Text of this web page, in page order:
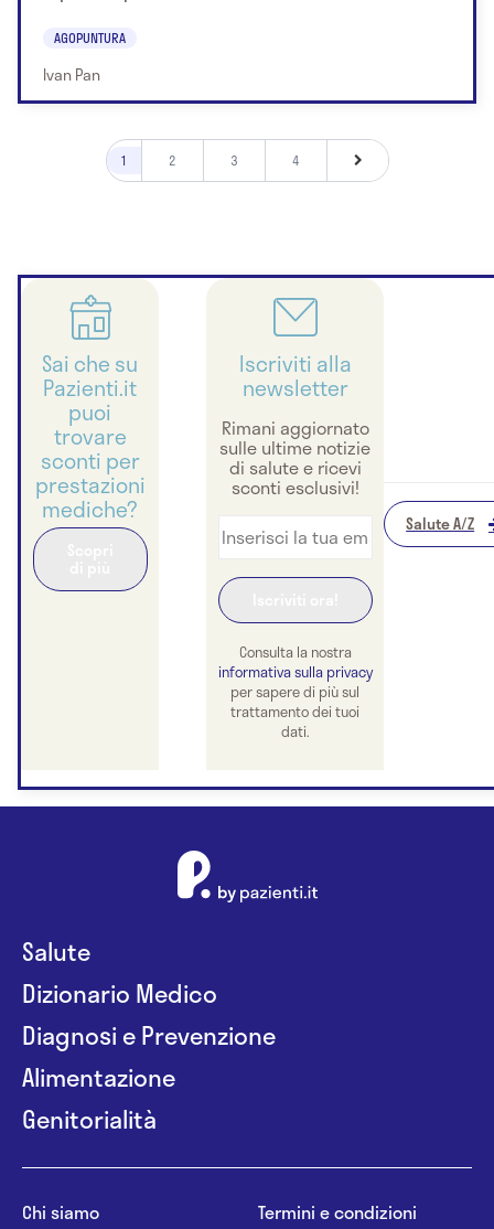
AGOPUNTURA
Ivan Pan
1 2 3 4
Sai che su
Pazienti.it
puoi
trovare
sconti per
prestazioni
mediche?
Iscriviti alla
newsletter
Rimani aggiornato
sulle ultime notizie
di salute e ricevi
sconti esclusivi!
Consulta la nostra
informativa sulla privacy
per sapere di più sul
trattamento dei tuoi
dati.
Salute A/Z
Salute
Dizionario Medico
Diagnosi e Prevenzione
Alimentazione
Genitorialità
Chi siamo
Termini e condizioni